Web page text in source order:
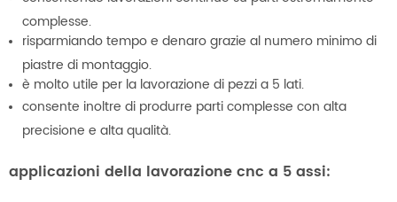
complesse.
risparmiando tempo e denaro grazie al numero minimo di
piastre di montaggio.
è molto utile per la lavorazione di pezzi a 5 lati.
consente inoltre di produrre parti complesse con alta
precisione e alta qualità.
applicazioni della lavorazione cnc a 5 assi: